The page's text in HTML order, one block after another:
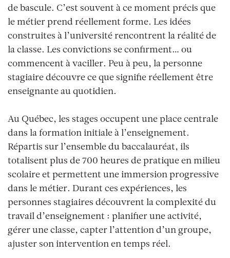
de bascule. C’est souvent à ce moment précis que
le métier prend réellement forme. Les idées
construites à l’université rencontrent la réalité de
la classe. Les convictions se confirment… ou
commencent à vaciller. Peu à peu, la personne
stagiaire découvre ce que signifie réellement être
enseignante au quotidien.
Au Québec, les stages occupent une place centrale
dans la formation initiale à l’enseignement.
Répartis sur l’ensemble du baccalauréat, ils
totalisent plus de 700 heures de pratique en milieu
scolaire et permettent une immersion progressive
dans le métier. Durant ces expériences, les
personnes stagiaires découvrent la complexité du
travail d’enseignement : planifier une activité,
gérer une classe, capter l’attention d’un groupe,
ajuster son intervention en temps réel.